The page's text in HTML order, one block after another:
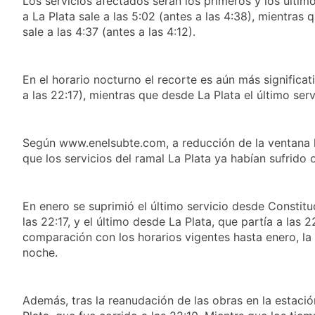
anarquistas»
servirla
correctamente
1 Día Atrás
El frío polar se
instala en Buenos
temperaturas más
bajas de la semana
por qué se celebra
cada 7 de agosto y
1 Día Atrás
privada, pero el
Gobierno debió
eliminar otro capítulo
1 Día Atrás
Incidentes frente al
Ley de Propiedad
Privada: hubo
detenidos y
enfrentamientos
La Fiscalía rechazó el
pedido para
suspender el juicio
contra Pity Alvarez
2 Días Atrás
El temporal se
despide del AMBA:
a La Plata sale a las 5:02 (antes a las 4:38),
sale a las 4:37 (antes a las 4:12).
En el horario nocturno el recorte es aún más
a las 22:17), mientras que desde La Plata el último
Según www.enelsubte.com, a reducción de la
que los servicios del ramal La Plata ya habían sufrido
En enero se suprimió el último servicio desde
las 22:17, y el último desde La Plata, que partía a las
comparación con los horarios vigentes hasta enero,
noche.
Además, tras la reanudación de las obras en la